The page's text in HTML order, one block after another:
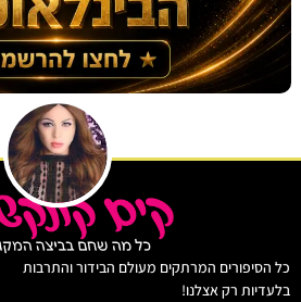
המרתקים מעולם הבידור והתרבות
רק אצלנו!